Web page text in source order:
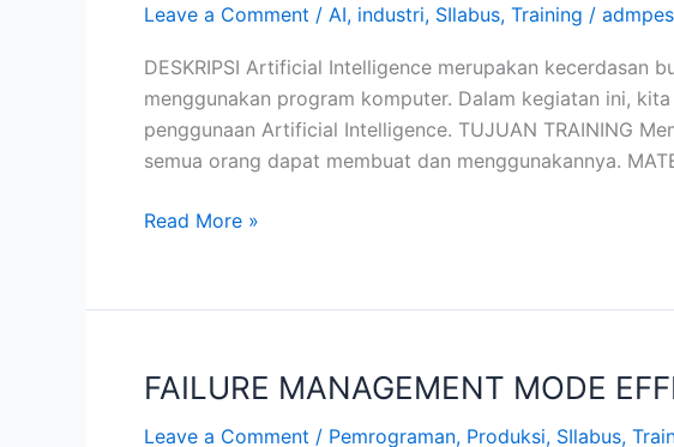
Leave a Comment / AI, industri, SIlabus, Training /
DESKRIPSI Artificial Intelligence merupakan kecerdasan
menggunakan program komputer. Dalam kegiatan ini,
penggunaan Artificial Intelligence. TUJUAN TRAINING
semua orang dapat membuat dan menggunakannya.
ARTIFICIAL
Read More »
FAILURE MANAGEMENT MODE
Leave a Comment / Pemrograman, Produksi, SIlabus,
FAILURE